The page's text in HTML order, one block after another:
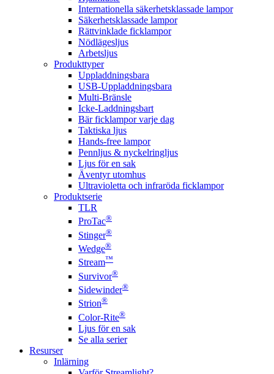
Internationella säkerhetsklassade lampor
Säkerhetsklassade lampor
Rättvinklade ficklampor
Nödlägesljus
Arbetsljus
Produkttyper
Uppladdningsbara
USB-Uppladdningsbara
Multi-Bränsle
Icke-Laddningsbart
Bär ficklampor varje dag
Taktiska ljus
Hands-free lampor
Pennljus & nyckelringljus
Ljus för en sak
Äventyr utomhus
Ultravioletta och infraröda ficklampor
Produktserie
TLR
ProTac®
Stinger®
Wedge®
Stream™
Survivor®
Sidewinder®
Strion®
Color-Rite®
Ljus för en sak
Se alla serier
Resurser
Inlärning